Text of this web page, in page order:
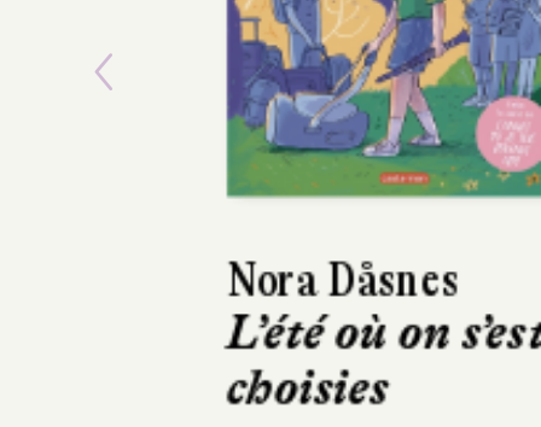
Antoine Ronzon
Jefferson fait
son mieux
Previous